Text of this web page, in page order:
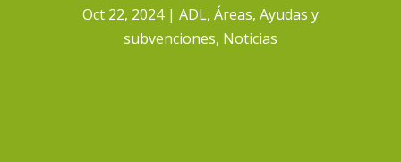
Oct 22, 2024 ADL, Áreas, Ayudas y
subvenciones, Noticias